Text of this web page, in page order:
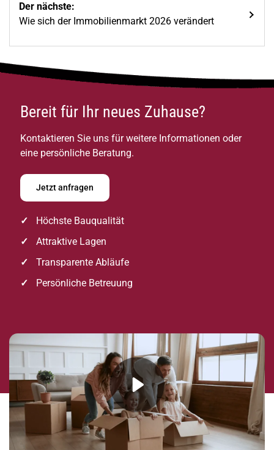
Der nächste:
Wie sich der Immobilienmarkt 2026 verändert
Bereit für Ihr neues Zuhause?
Kontaktieren Sie uns für weitere Informationen oder
eine persönliche Beratung.
Jetzt anfragen
Höchste Bauqualität
Attraktive Lagen
Transparente Abläufe
Persönliche Betreuung